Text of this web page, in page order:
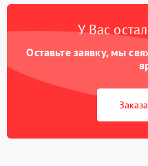
У Вас
Оставьте заявку, мы